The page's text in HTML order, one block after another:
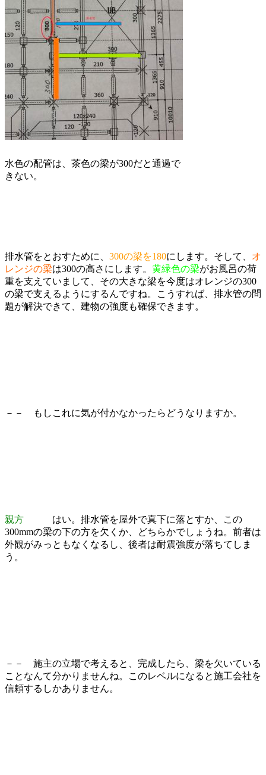
水色の配管は、茶色の梁が300だと通過で
きない。
排水管をとおすために、 300の梁を180にします。そして、 オ
レンジの梁は300の高さにします。 黄緑色の梁がお風呂の荷
重を支えていまして、その大きな梁を今度はオレンジの300
の梁で支えるようにするんですね。こうすれば、排水管の問
題が解決できて、建物の強度も確保できます。
－－ もしこれに気が付かなかったらどうなりますか。
親方 はい。排水管を屋外で真下に落とすか、この
300mmの梁の下の方を欠くか、どちらかでしょうね。前者は
外観がみっともなくなるし、後者は耐震強度が落ちてしま
う。
－－ 施主の立場で考えると、完成したら、梁を欠いている
ことなんて分かりませんね。このレベルになると施工会社を
信頼するしかありません。